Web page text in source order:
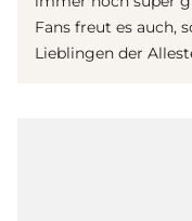
Fans freut es auch,
Lieblingen der